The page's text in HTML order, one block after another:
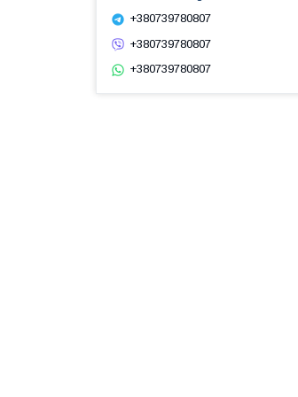
+380739780807
+380739780807
+380739780807